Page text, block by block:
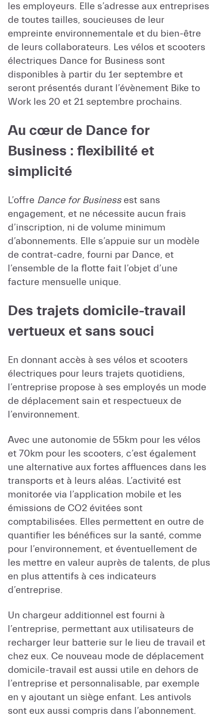
les employeurs. Elle s’adresse aux entreprises
de toutes tailles, soucieuses de leur
empreinte environnementale et du bien-être
de leurs collaborateurs. Les vélos et scooters
électriques Dance for Business sont
disponibles à partir du 1er septembre et
seront présentés durant l’évènement Bike to
Work les 20 et 21 septembre prochains.
Au cœur de Dance for
Business : flexibilité et
simplicité
L’offre Dance for Businessest sans
engagement, et ne nécessite aucun frais
d’inscription, ni de volume minimum
d’abonnements. Elle s’appuie sur un modèle
de contrat-cadre, fourni par Dance, et
l’ensemble de la flotte fait l’objet d’une
facture mensuelle unique.
Des trajets domicile-travail
vertueux et sans souci
En donnant accès à ses vélos et scooters
électriques pour leurs trajets quotidiens,
l’entreprise propose à ses employés un mode
de déplacement sain et respectueux de
l’environnement.
Avec une autonomie de 55km pour les vélos
et 70km pour les scooters, c’est également
une alternative aux fortes affluences dans les
transports et à leurs aléas. L’activité est
monitorée via l’application mobile et les
émissions de CO2 évitées sont
comptabilisées. Elles permettent en outre de
quantifier les bénéfices sur la santé, comme
pour l’environnement, et éventuellement de
les mettre en valeur auprès de talents, de plus
en plus attentifs à ces indicateurs
d’entreprise.
Un chargeur additionnel est fourni à
l’entreprise, permettant aux utilisateurs de
recharger leur batterie sur le lieu de travail et
chez eux. Ce nouveau mode de déplacement
domicile-travail est aussi utile en dehors de
l’entreprise et personnalisable, par exemple
en y ajoutant un siège enfant. Les antivols
sont eux aussi compris dans l’abonnement.